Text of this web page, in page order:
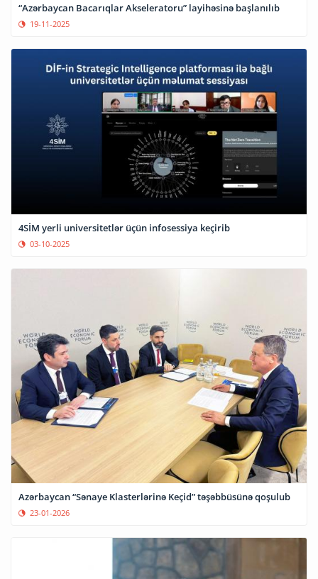
“Azərbaycan Bacarıqlar Akseleratoru” layihəsinə başlanılıb
19-11-2025
4SİM yerli universitetlər üçün infosessiya keçirib
03-10-2025
Azərbaycan “Sənaye Klasterlərinə Keçid” təşəbbüsünə qoşulub
23-01-2026